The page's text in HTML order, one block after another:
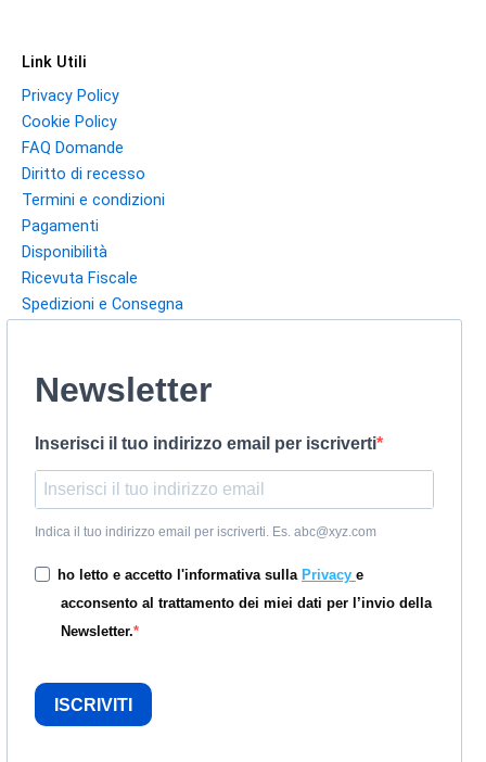
Link Utili
Privacy Policy
Cookie Policy
FAQ Domande
Diritto di recesso
Termini e condizioni
Pagamenti
Disponibilità
Ricevuta Fiscale
Spedizioni e Consegna
Newsletter
Inserisci il tuo indirizzo email per iscriverti
Indica il tuo indirizzo email per iscriverti. Es. abc@xyz.com
ho letto e accetto l'informativa sulla Privacy e
acconsento al trattamento dei miei dati per l’invio della
Newsletter.
ISCRIVITI